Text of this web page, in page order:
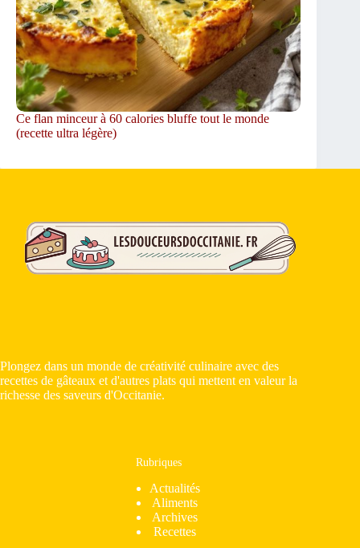
Ce flan minceur à 60 calories bluffe tout le monde
(recette ultra légère)
Plongez dans un monde de créativité culinaire avec des
recettes de gâteaux et d'autres plats qui mettent en valeur la
richesse des saveurs d'Occitanie.
Rubriques
Actualités
Aliments
Archives
Recettes